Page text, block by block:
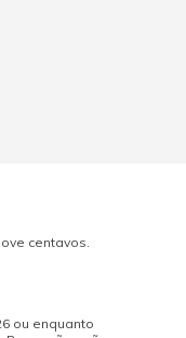
centavos.
ou enquanto